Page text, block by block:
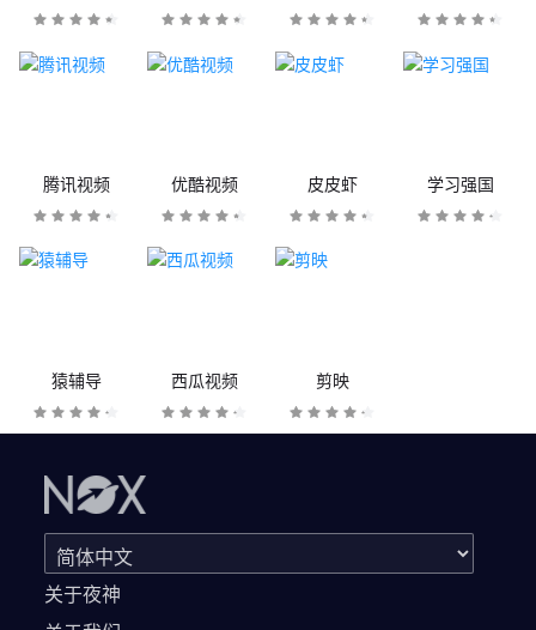
腾讯视频 优酷视频 皮皮虾 学习强国
猿辅导 西瓜视频 剪映
关于夜神